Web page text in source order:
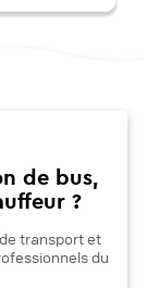
de bus,
?
transport et
du